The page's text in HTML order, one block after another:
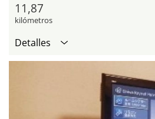
11,87
kilómetros
Detalles